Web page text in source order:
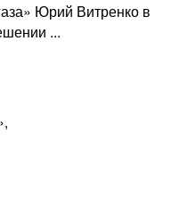
Юрий Витренко в
...